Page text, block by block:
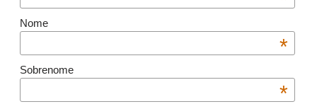
Nome
*
Sobrenome
*